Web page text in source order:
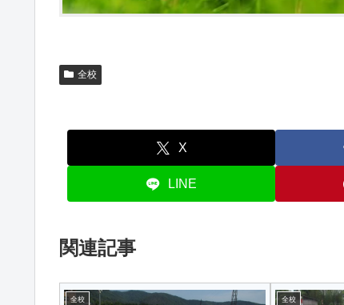
全校
X
LINE
関連記事
全校 全校